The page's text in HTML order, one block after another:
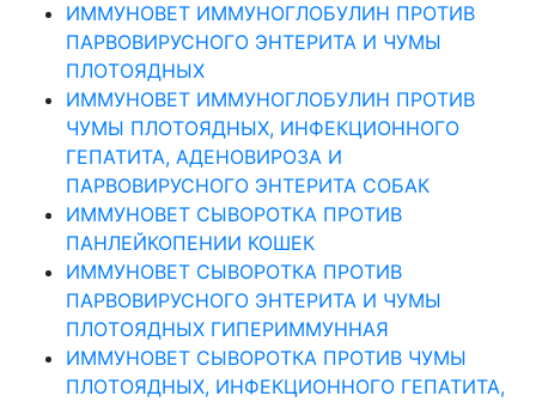
ИММУНОВЕТ ИММУНОГЛОБУЛИН ПРОТИВ
ПАРВОВИРУСНОГО ЭНТЕРИТА И ЧУМЫ
ПЛОТОЯДНЫХ
ИММУНОВЕТ ИММУНОГЛОБУЛИН ПРОТИВ
ЧУМЫ ПЛОТОЯДНЫХ, ИНФЕКЦИОННОГО
ГЕПАТИТА, АДЕНОВИРОЗА И
ПАРВОВИРУСНОГО ЭНТЕРИТА СОБАК
ИММУНОВЕТ СЫВОРОТКА ПРОТИВ
ПАНЛЕЙКОПЕНИИ КОШЕК
ИММУНОВЕТ СЫВОРОТКА ПРОТИВ
ПАРВОВИРУСНОГО ЭНТЕРИТА И ЧУМЫ
ПЛОТОЯДНЫХ ГИПЕРИММУННАЯ
ИММУНОВЕТ СЫВОРОТКА ПРОТИВ ЧУМЫ
ПЛОТОЯДНЫХ, ИНФЕКЦИОННОГО ГЕПАТИТА,